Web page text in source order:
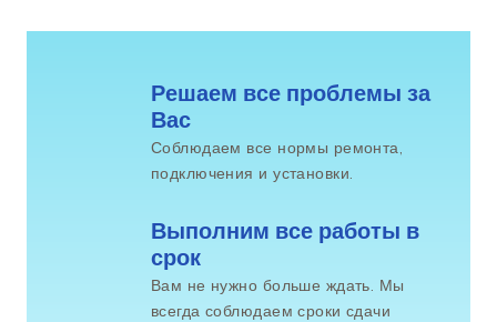
Решаем все проблемы за
Вас
Соблюдаем все нормы ремонта,
подключения и установки.
Выполним все работы в
срок
Вам не нужно больше ждать. Мы
всегда соблюдаем сроки сдачи